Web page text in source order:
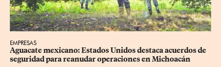
EMPRESAS
Aguacate mexicano: Estados Unidos destaca acuerdos de
seguridad para reanudar operaciones en Michoacán